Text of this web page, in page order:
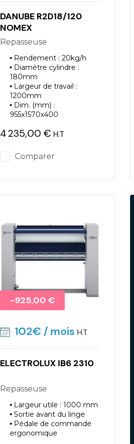
DANUBE R2D18/120
NOMEX
Repasseuse
Rendement : 20kg/h
Diamètre cylindre :
180mm
Largeur de travail :
1200mm
Dim. (mm) :
955x1570x400
4 235,00 € H.T
Comparer
Promo !
-925,00 €
102€/ mois H.T
ELECTROLUX IB6 2310
Repasseuse
Largeur utile : 1000 mm
Sortie avant du linge
Pédale de commande
ergonomique